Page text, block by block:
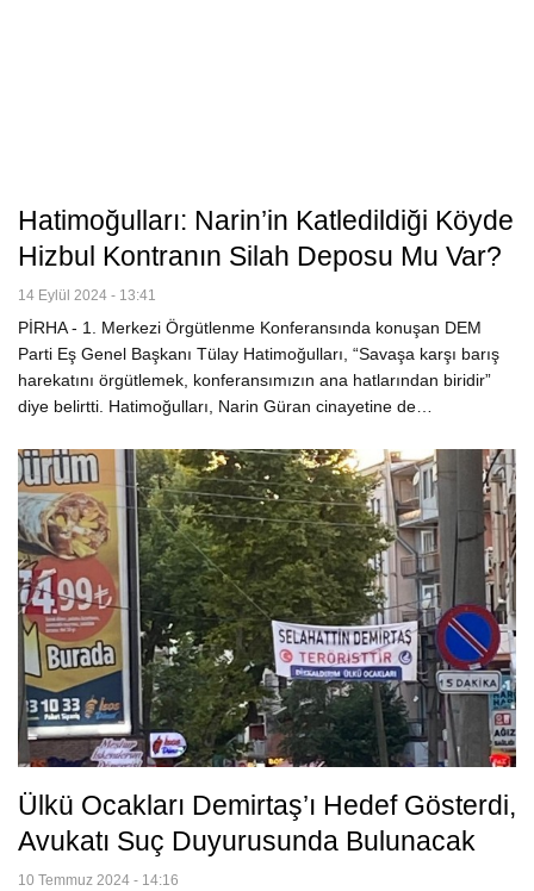
Hatimoğulları: Narin’in Katledildiği Köyde
Hizbul Kontranın Silah Deposu Mu Var?
14 Eylül 2024 - 13:41
PİRHA - 1. Merkezi Örgütlenme Konferansında konuşan DEM
Parti Eş Genel Başkanı Tülay Hatimoğulları, “Savaşa karşı barış
harekatını örgütlemek, konferansımızın ana hatlarından biridir”
diye belirtti. Hatimoğulları, Narin Güran cinayetine de…
Ülkü Ocakları Demirtaş’ı Hedef Gösterdi,
Avukatı Suç Duyurusunda Bulunacak
10 Temmuz 2024 - 14:16